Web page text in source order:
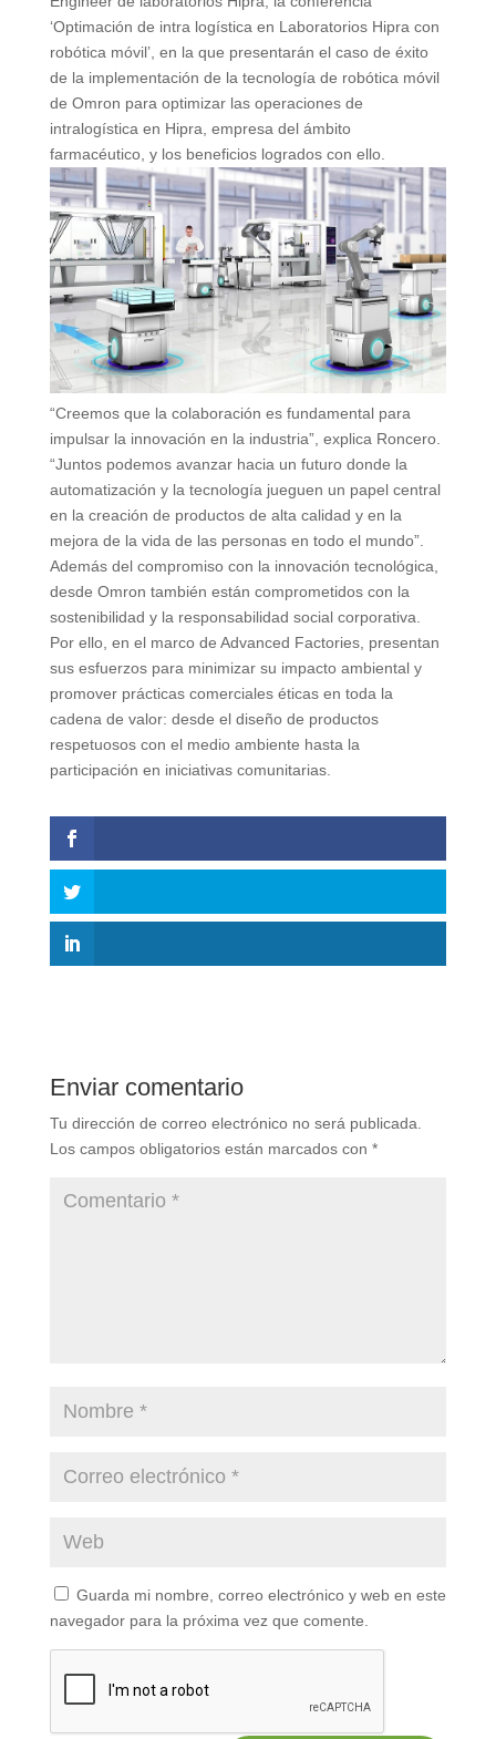
‘Optimación de intra logística en Laboratorios Hipra con
robótica móvil’, en la que presentarán el caso de éxito
de la implementación de la tecnología de robótica móvil
de Omron para optimizar las operaciones de
intralogística en Hipra, empresa del ámbito
farmacéutico, y los beneficios logrados con ello.
“Creemos que la colaboración es fundamental para
impulsar la innovación en la industria”, explica Roncero.
“Juntos podemos avanzar hacia un futuro donde la
automatización y la tecnología jueguen un papel central
en la creación de productos de alta calidad y en la
mejora de la vida de las personas en todo el mundo”.
Además del compromiso con la innovación tecnológica,
desde Omron también están comprometidos con la
sostenibilidad y la responsabilidad social corporativa.
Por ello, en el marco de Advanced Factories, presentan
sus esfuerzos para minimizar su impacto ambiental y
promover prácticas comerciales éticas en toda la
cadena de valor: desde el diseño de productos
respetuosos con el medio ambiente hasta la
participación en iniciativas comunitarias.
Enviar comentario
Tu dirección de correo electrónico no será publicada.
Los campos obligatorios están marcados con *
Guarda mi nombre, correo electrónico y web en este
navegador para la próxima vez que comente.